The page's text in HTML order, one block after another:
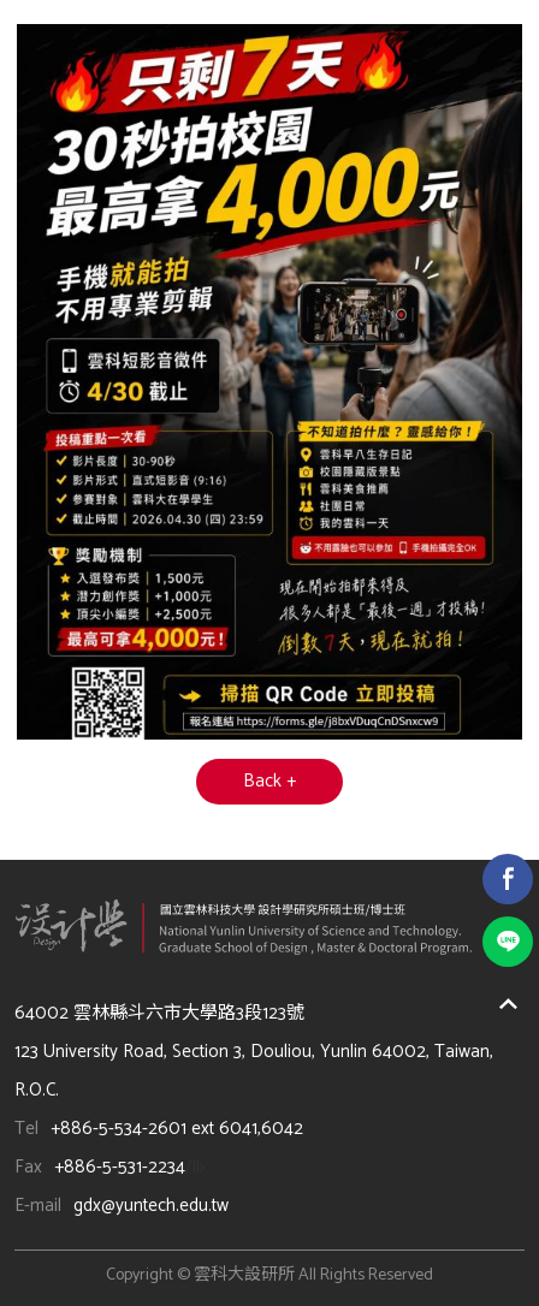
Back +
64002 雲林縣斗六市大學路3段123號
123 University Road, Section 3, Douliou, Yunlin 64002, Taiwan,
R.O.C.
Tel +886-5-534-2601 ext 6041,6042
Fax +886-5-531-2234
E-mail gdx@yuntech.edu.tw
Copyright © 雲科大設研所 All Rights Reserved